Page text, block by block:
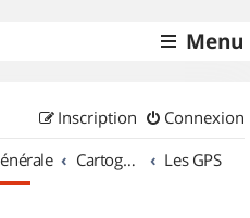
Menu
Connexion
Inscription
Cartographie et GPS Les GPS